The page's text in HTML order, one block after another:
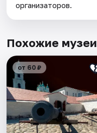
организаторов.
Похожие музеи
от 60 ₽